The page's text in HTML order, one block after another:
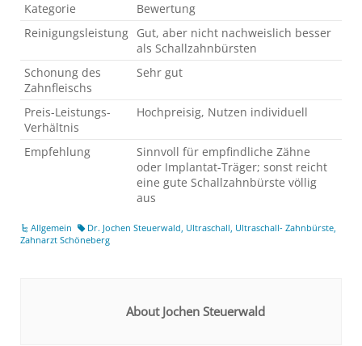
Kategorie
Bewertung
Reinigungsleistung Gut, aber nicht nachweislich besser
als Schallzahnbürsten
Schonung des
Zahnfleischs
Sehr gut
Preis-Leistungs-
Verhältnis
Hochpreisig, Nutzen individuell
Empfehlung
Sinnvoll für empfindliche Zähne
oder Implantat-Träger; sonst reicht
eine gute Schallzahnbürste völlig
aus
Allgemein Dr. Jochen Steuerwald, Ultraschall, Ultraschall- Zahnbürste,
Zahnarzt Schöneberg
About Jochen Steuerwald